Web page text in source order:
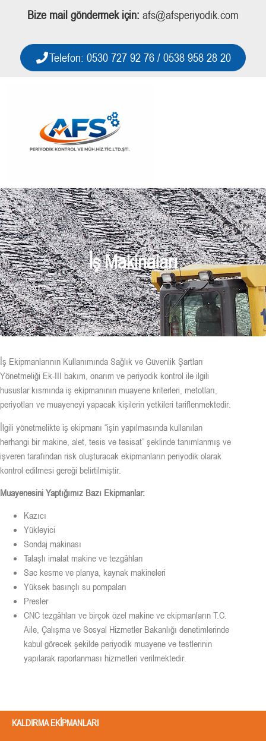
Bize mail göndermek için: afs@afsperiyodik.com
Telefon: 0530 727 92 76 / 0538 958 28 20
İş Makinaları
İş Ekipmanlarının Kullanımında Sağlık ve Güvenlik Şartları
Yönetmeliği Ek-III bakım, onarım ve periyodik kontrol ile ilgili
hususlar kısmında iş ekipmanının muayene kriterleri, metotları,
periyotları ve muayeneyi yapacak kişilerin yetkileri tariflenmektedir.
İlgili yönetmelikte iş ekipmanı “işin yapılmasında kullanılan
herhangi bir makine, alet, tesis ve tesisat” şeklinde tanımlanmış ve
işveren tarafından risk oluşturacak ekipmanların periyodik olarak
kontrol edilmesi gereği belirtilmiştir.
Muayenesini Yaptığımız Bazı Ekipmanlar:
Kazıcı
Yükleyici
Sondaj makinası
Talaşlı imalat makine ve tezgâhları
Sac kesme ve planya, kaynak makineleri
Yüksek basınçlı su pompaları
Presler
CNC tezgâhları ve birçok özel makine ve ekipmanların T.C.
Aile, Çalışma ve Sosyal Hizmetler Bakanlığı denetimlerinde
kabul görecek şekilde periyodik muayene ve testlerinin
yapılarak raporlanması hizmetleri verilmektedir.
KALDIRMA EKIPMANLARI